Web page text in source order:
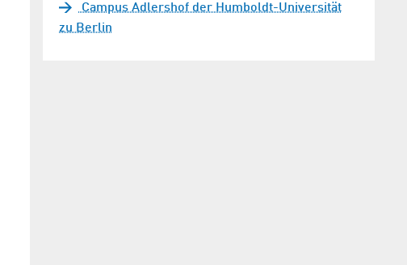
Campus Adlershof der Humboldt-Universität
zu Berlin